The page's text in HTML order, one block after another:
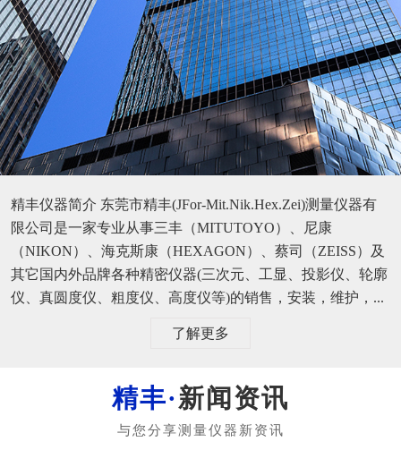
精丰仪器简介 东莞市精丰(JFor-Mit.Nik.Hex.Zei)测量仪器有
限公司是一家专业从事三丰（MITUTOYO）、尼康
（NIKON）、海克斯康（HEXAGON）、蔡司（ZEISS）及
其它国内外品牌各种精密仪器(三次元、工显、投影仪、轮廓
仪、真圆度仪、粗度仪、高度仪等)的销售，安装，维护，...
了解更多
新闻资讯